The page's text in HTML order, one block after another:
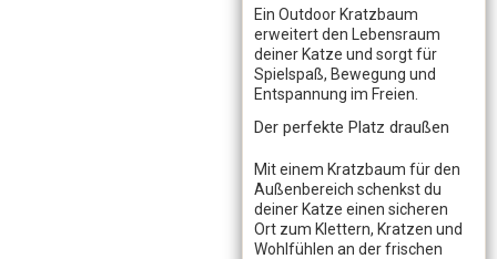
Ein Outdoor Kratzbaum
erweitert den Lebensraum
deiner Katze und sorgt für
Spielspaß, Bewegung und
Entspannung im Freien.
Der perfekte Platz draußen
Mit einem Kratzbaum für den
Außenbereich schenkst du
deiner Katze einen sicheren
Ort zum Klettern, Kratzen und
Wohlfühlen an der frischen